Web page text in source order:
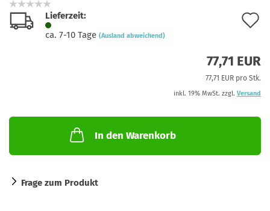
Lieferzeit:
ca. 7-10 Tage (Ausland abweichend)
77,71 EUR
77,71 EUR pro Stk.
inkl. 19% MwSt. zzgl. Versand
In den Warenkorb
Frage zum Produkt